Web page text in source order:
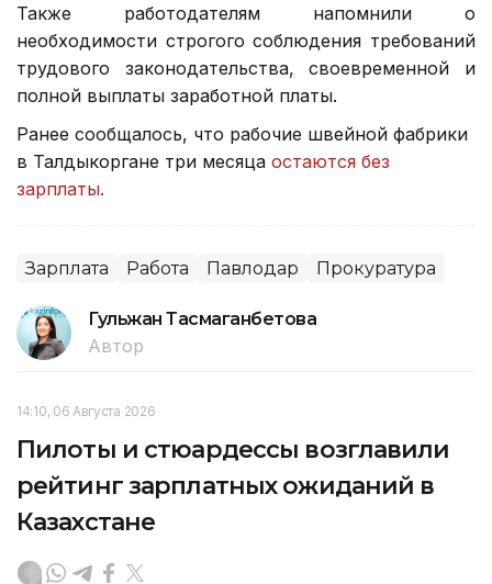
Также работодателям напомнили о
необходимости строгого соблюдения требований
трудового законодательства, своевременной и
полной выплаты заработной платы.
Ранее сообщалось, что рабочие швейной фабрики
в Талдыкоргане три месяца остаются без
зарплаты.
Зарплата Работа Павлодар Прокуратура
Гульжан Тасмаганбетова
Автор
14:10, 06 Августа 2026
Пилоты и стюардессы возглавили
рейтинг зарплатных ожиданий в
Казахстане